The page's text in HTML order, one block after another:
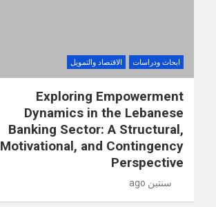
ابحاث ودراسات الاقتصاد والتمويل
Exploring Empowerment
Dynamics in the Lebanese
Banking Sector: A Structural,
Motivational, and Contingency
Perspective
سنتين ago